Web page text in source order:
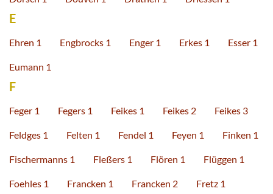
E
Ehren 1 Engbrocks 1 Enger 1 Erkes 1 Esser 1
Eumann 1
F
Feger 1 Fegers 1 Feikes 1 Feikes 2 Feikes 3
Feldges 1 Felten 1 Fendel 1 Feyen 1 Finken 1
Fischermanns 1 Fleßers 1 Flören 1 Flüggen 1
Foehles 1 Francken 1 Francken 2 Fretz 1